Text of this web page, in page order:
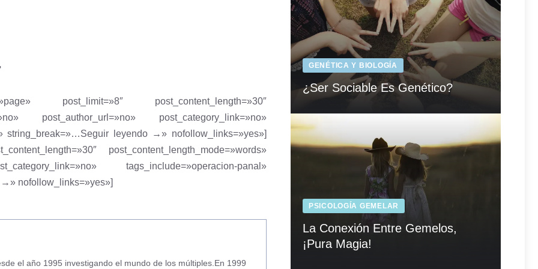
post_limit=»8″ post_content_length=»30″
post_author_url=»no» post_category_link=»no»
string_break=»…Seguir leyendo →» nofollow_links=»yes»]
post_content_length_mode=»words»
tags_include=»operacion-panal»
nofollow_links=»yes»]
el año 1995 investigando el mundo de los múltiples.En 1999
GENÉTICA Y BIOLOGÍA
¿Ser Sociable Es Genético?
PSICOLOGÍA GEMELAR
La Conexión Entre Gemelos,
¡Pura Magia!